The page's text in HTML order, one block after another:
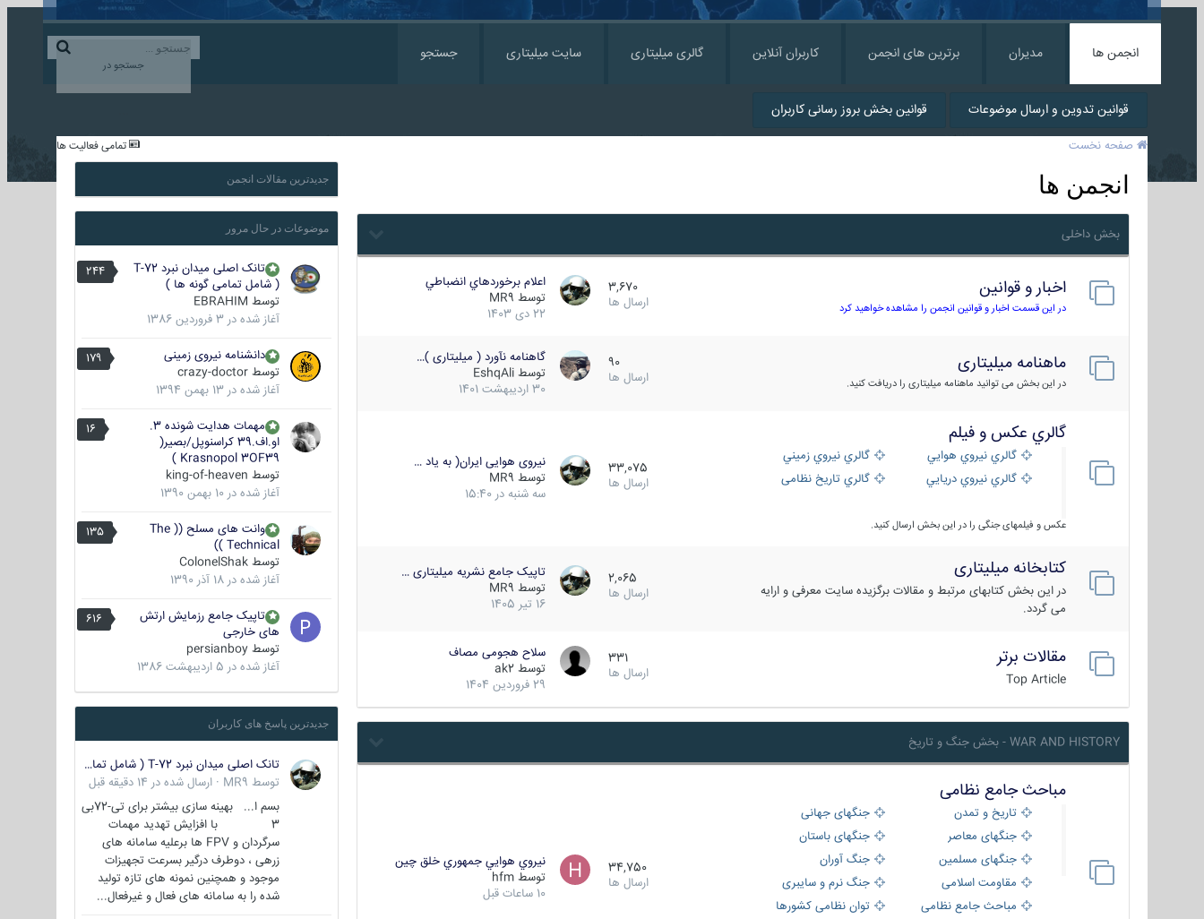
جستجو در
انجمن ها مدیران برترین های انجمن کاربران آنلاین گالری میلیتاری سایت میلیتاری جستجو
قوانین تدوین و ارسال موضوعات قوانین بخش بروز رسانی کاربران
تمامی فعالیت ها صفحه نخست
انجمن ها
بخش داخلی
اخبار و قوانین
در این قسمت اخبار و قوانین انجمن را مشاهده خواهید کرد
3,670
ارسال ها
اعلام برخوردهاي انضباطي
توسط MR9
22 دی 1403
ماهنامه میلیتاری
در این بخش می توانید ماهنامه میلیتاری را دریافت کنید.
90
ارسال ها
گاهنامه نآورد ( میلیتاری )…
توسط EshqAli
30 اردیبهشت 1401
گالري عكس و فيلم
گالري نيروي هوايي
گالري نيروي زميني
گالري نيروي دريايي
گالري تاریخ نظامی
عکس و فیلمهای جنگی را در این بخش ارسال کنید.
33,075
ارسال ها
نیروی هوایی ایران( به یاد …
توسط MR9
سه شنبه در 15:40
کتابخانه میلیتاری
در این بخش کتابهای مرتبط و مقالات برگزیده سایت معرفی و ارایه
می گردد.
2,065
ارسال ها
تاپیک جامع نشریه میلیتاری …
توسط MR9
16 تیر 1405
مقالات برتر
Top Article
331
ارسال ها
سلاح هجومی مصاف
توسط ak2
29 فروردین 1404
WAR AND HISTORY - بخش جنگ و تاریخ
مباحث جامع نظامی
تاریخ و تمدن
جنگهای جهانی
جنگهای معاصر
جنگهای باستان
جنگهای مسلمین
جنگ آوران
مقاومت اسلامی
جنگ نرم و سایبری
مباحث جامع نظامی
توان نظامی کشورها
34,750
ارسال ها
نيروي هوايي جمهوري خلق چين
توسط hfm
10 ساعات قبل
جدیدترین مقالات انجمن
موضوعات در حال مرور
244
تانک اصلی میدان نبرد T-72
( شامل تمامی گونه ها )
توسط EBRAHIM
آغاز شده در 3 فروردین 1386
179
دانشنامه نیروی زمینی
توسط crazy-doctor
آغاز شده در 13 بهمن 1394
16
مهمات هدایت شونده 3.
او.اف.39 کراسنوپل/بصیر(
Krasnopol 3OF39 )
توسط king-of-heaven
آغاز شده در 10 بهمن 1390
135
وانت های مسلح (( The
Technical ))
توسط ColonelShak
آغاز شده در 18 آذر 1390
616
تاپیک جامع رزمایش ارتش
های خارجی
توسط persianboy
آغاز شده در 5 اردیبهشت 1386
جدیدترین پاسخ های کاربران
تانک اصلی میدان نبرد T-72 ( شامل تمامی گونه ها )
توسط MR9
· ارسال شده در 14 دقیقه قبل
بسم ا... بهینه سازی بیشتر برای تی-72بی
3 با افزایش تهدید مهمات
سرگردان و FPV ها برعلیه سامانه های
زرهی ، دوطرف درگیر بسرعت تجهیزات
موجود و همچنین نمونه های تازه تولید
شده را به سامانه های فعال و غیرفعال...